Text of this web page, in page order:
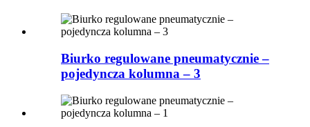
Biurko regulowane pneumatycznie –
pojedyncza kolumna – 3